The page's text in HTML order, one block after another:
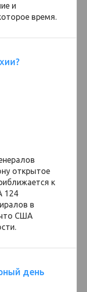
и
время.
открытое
к
124
в
США
день